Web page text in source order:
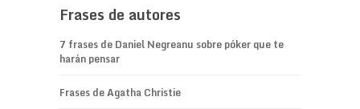
Frases de autores
7 frases de Daniel Negreanu sobre póker que te
harán pensar
Frases de Agatha Christie